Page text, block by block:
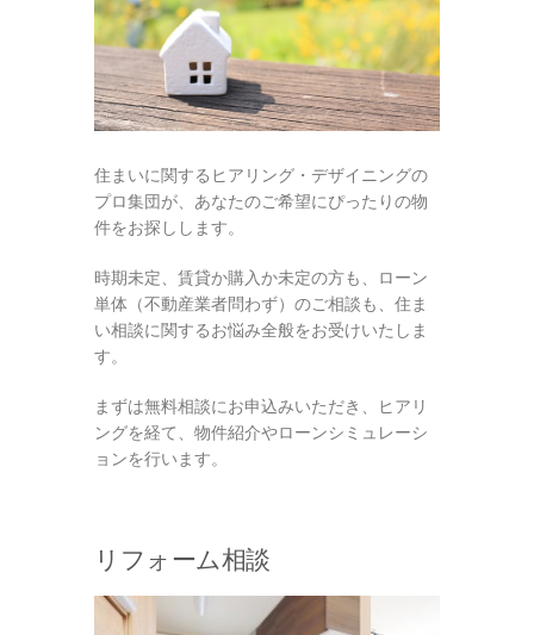
住まいに関するヒアリング・デザイニングの
プロ集団が、あなたのご希望にぴったりの物
件をお探しします。
時期未定、賃貸か購入か未定の方も、ローン
単体（不動産業者問わず）のご相談も、住ま
い相談に関するお悩み全般をお受けいたしま
す。
まずは無料相談にお申込みいただき、ヒアリ
ングを経て、物件紹介やローンシミュレーシ
ョンを行います。
リフォーム相談